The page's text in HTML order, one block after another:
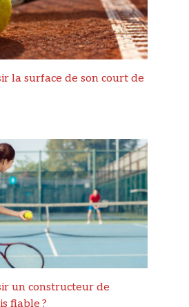
la surface de son court de
un constructeur de
fiable ?